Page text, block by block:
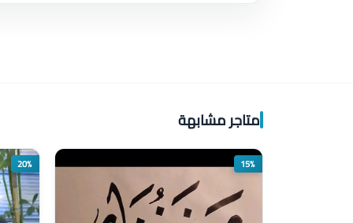
متاجر مشابهة
15%
20%